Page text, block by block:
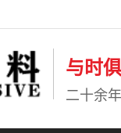
与时
二十余